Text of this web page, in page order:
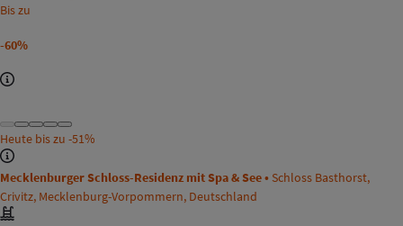
Bis zu
-60%
Heute bis zu -51%
Mecklenburger Schloss-Residenz mit Spa & See • Schloss Basthorst,
Crivitz, Mecklenburg-Vorpommern, Deutschland